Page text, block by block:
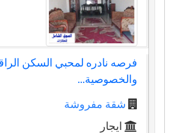
فرصه نادره لمحبي السكن
والخصوصية...
شقة مفروشة
ايجار